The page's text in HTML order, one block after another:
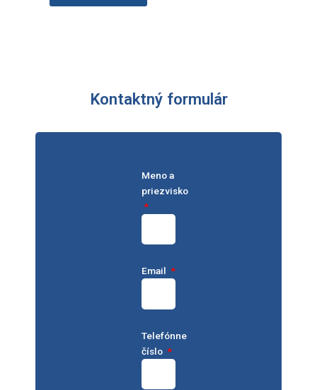
Kontaktný formulár
Meno a
priezvisko
Email
Telefónne
číslo